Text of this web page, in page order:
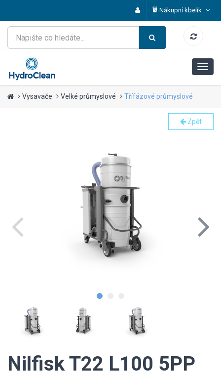
Nákupní kbelík
Vysavače Velké průmyslové Třífázové průmyslové
Zpět
Nilfisk T22 L100 5PP